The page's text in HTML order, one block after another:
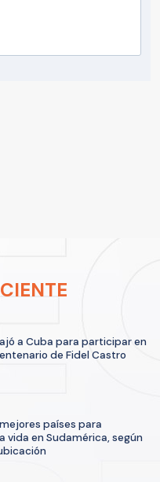
a Cuba para participar en
de Fidel Castro
países para
vida en Sudamérica, según